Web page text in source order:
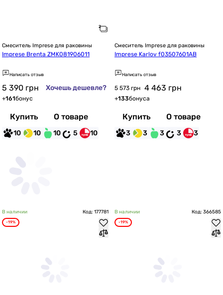
Смеситель Imprese для раковины
Imprese Brenta ZMK081906011
Написать отзыв
5 390 грн Хочешь дешевле?
+161бонус
Купить О товаре
10 10 10 5 10
Смеситель Imprese для раковины
Imprese Karlov f03507601AB
Написать отзыв
5 573 грн 4 463 грн
+133бонуса
Купить О товаре
3 3 3 3 3
В наличии Код: 177781
-19%
В наличии Код: 366585
-19%